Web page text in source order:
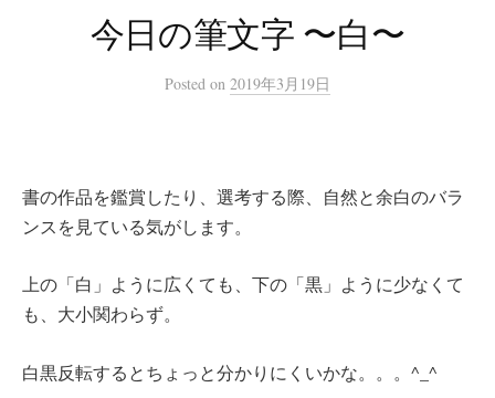
今日の筆文字 〜白〜
Posted on 2019年3月19日
書の作品を鑑賞したり、選考する際、自然と余白のバラ
ンスを見ている気がします。
上の「白」ように広くても、下の「黒」ように少なくて
も、大小関わらず。
白黒反転するとちょっと分かりにくいかな。。。^_^